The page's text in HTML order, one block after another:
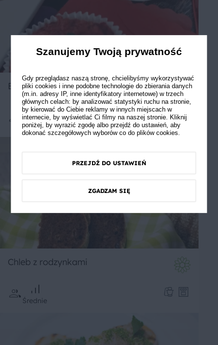
Buraczane babeczki z musem z melona
Średnie
Chleb z rodzynkami
Średnie
Szanujemy Twoją prywatność
Gdy przeglądasz naszą stronę, chcielibyśmy wykorzystywać
pliki cookies i inne podobne technologie do zbierania danych
(m.in. adresy IP, inne identyfikatory internetowe) w trzech
głównych celach: by analizować statystyki ruchu na stronie,
by kierować do Ciebie reklamy w innych miejscach w
internecie, by wyświetlać Ci filmy na naszej stronie. Kliknij
poniżej, by wyrazić zgodę albo przejdź do ustawień, aby
dokonać szczegółowych wyborów co do plików cookies.
PRZEJDŹ DO USTAWIEŃ
ZGADZAM SIĘ